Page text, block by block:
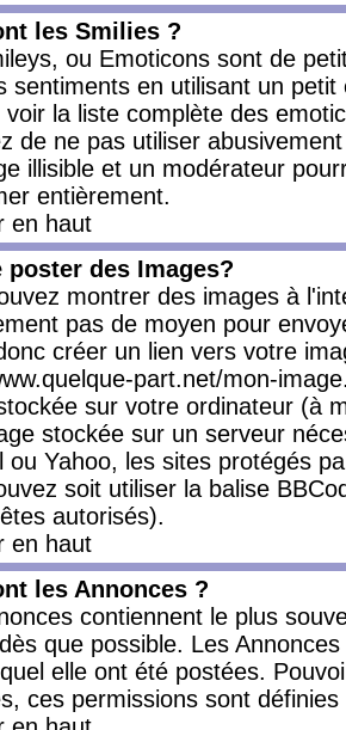
les Smilies ?
ou Emoticons sont de
sentiments en utilisant un
voir la liste complète des
de ne pas utiliser
illisible et un modérateur
entièrement.
en haut
poster des Images?
montrer des images à
pas de moyen pour
créer un lien vers votre
part.net/mon-
sur votre ordinateur (à
stockée sur un serveur
ou Yahoo, les sites protégés
soit utiliser la balise
autorisés).
en haut
les Annonces ?
contiennent le plus
que possible. Les
elle ont été postées.
ces permissions sont